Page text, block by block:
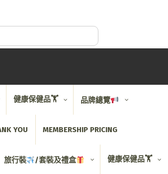
健康保健品🏋️ 品牌總覽
YOU MEMBERSHIP PRICING
旅行裝 /套裝及禮盒 健康保健品🏋️